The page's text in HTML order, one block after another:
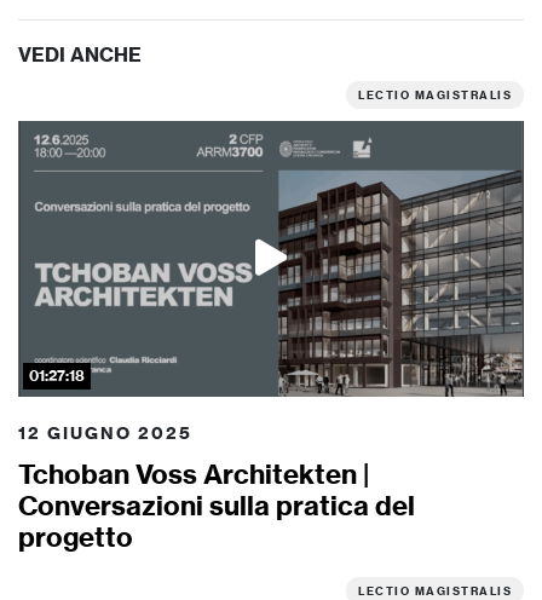
VEDI ANCHE
LECTIO MAGISTRALIS
01:27:18
12 GIUGNO 2025
Tchoban Voss Architekten |
Conversazioni sulla pratica del
progetto
LECTIO MAGISTRALIS